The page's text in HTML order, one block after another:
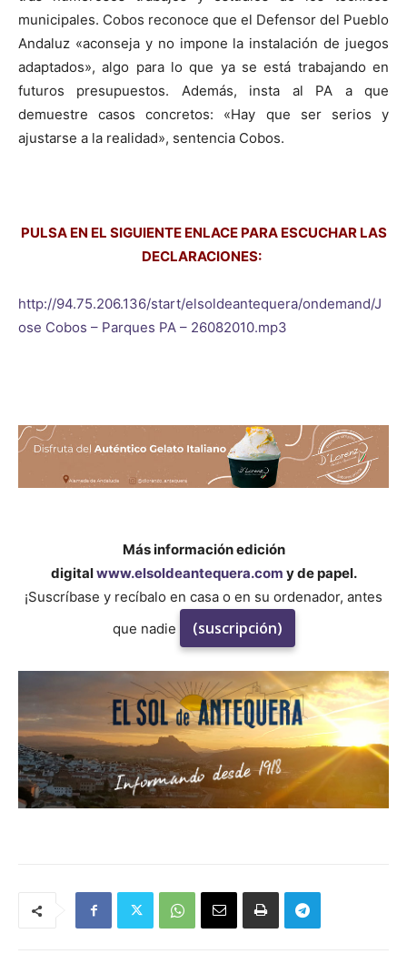
municipales. Cobos reconoce que el Defensor del Pueblo
Andaluz «aconseja y no impone la instalación de juegos
adaptados», algo para lo que ya se está trabajando en
futuros presupuestos. Además, insta al PA a que
demuestre casos concretos: «Hay que ser serios y
ajustarse a la realidad», sentencia Cobos.
PULSA EN EL SIGUIENTE ENLACE PARA ESCUCHAR LAS
DECLARACIONES:
http://94.75.206.136/start/elsoldeantequera/ondemand/J
ose Cobos – Parques PA – 26082010.mp3
Más información edición
digitalwww.elsoldeantequera.com y de papel.
¡Suscríbase y recíbalo en casa o en su ordenador, antes
que nadie
(suscripción)